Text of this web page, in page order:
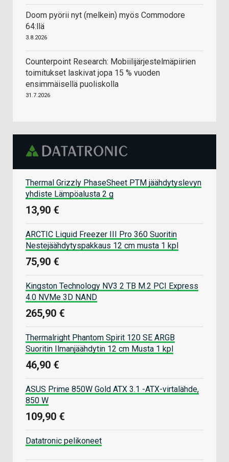
Doom pyörii nyt (melkein) myös Commodore
64:llä
3.8.2026
Counterpoint Research: Mobiilijärjestelmäpiirien
toimitukset laskivat jopa 15 % vuoden
ensimmäisellä puoliskolla
31.7.2026
Thermal Grizzly PhaseSheet PTM jäähdytyslevyn
yhdiste Lämpöalusta 2 g
13,90 €
ARCTIC Liquid Freezer III Pro 360 Suoritin
Nestejäähdytyspakkaus 12 cm musta 1 kpl
75,90 €
Kingston Technology NV3 2 TB M.2 PCI Express
4.0 NVMe 3D NAND
265,90 €
Thermalright Phantom Spirit 120 SE ARGB
Suoritin Ilmanjäähdytin 12 cm Musta 1 kpl
46,90 €
ASUS Prime 850W Gold ATX 3.1 -ATX-virtalähde,
850 W
109,90 €
Datatronic pelikoneet